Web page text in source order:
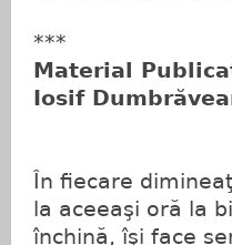
***
Material
Iosif
În fiecare
la aceeaşi oră la
închină, îşi face